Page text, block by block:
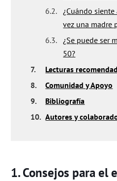
6.2.
¿Cuándo
vez una madre
6.3.
¿Se puede ser
50?
7.
Lecturas
8.
Comunidad y Apoyo
9.
Bibliografía
10. Autores y
Consejos para el